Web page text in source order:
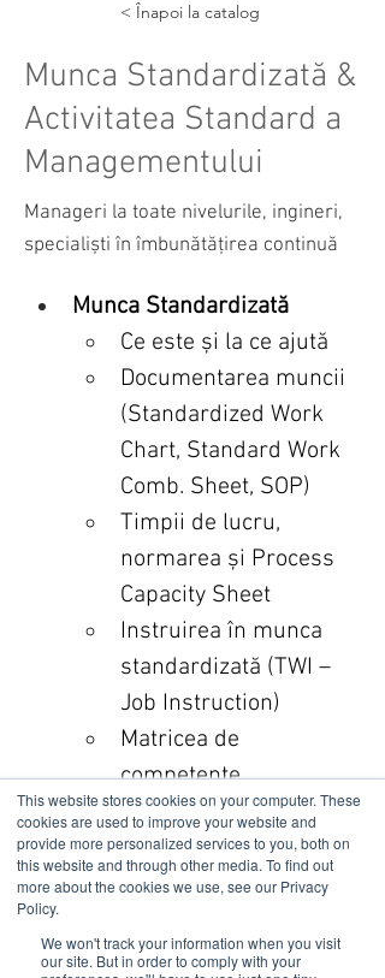
This website stores cookies on your computer. These
cookies are used to improve your website and
provide more personalized services to you, both on
this website and through other media. To find out
more about the cookies we use, see our Privacy
Policy.
We won't track your information when you visit
our site. But in order to comply with your
< Înapoi la catalog
Munca Standardizată &
Activitatea Standard a
Managementului
Manageri la toate nivelurile, ingineri,
specialiști în îmbunătățirea continuă
Munca Standardizată
Ce este și la ce ajută
Documentarea muncii
(Standardized Work
Chart, Standard Work
Comb. Sheet, SOP)
Timpii de lucru,
normarea și Process
Capacity Sheet
Instruirea în munca
standardizată (TWI –
Job Instruction)
Matricea de
competențe
Activitatea standard a
managementului
Sistemul de rutine
obiectivelor